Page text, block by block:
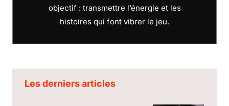
objectif : transmettre l’énergie et les
histoires qui font vibrer le jeu.
Les derniers articles